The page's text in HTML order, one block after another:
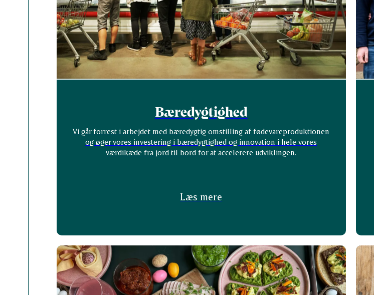
Bæredygtighed
Vi går forrest i arbejdet med bæredygtig omstilling af fødevareproduktionen
og øger vores investering i bæredygtighed og innovation i hele vores
værdikæde fra jord til bord for at accelerere udviklingen.
Læs mere